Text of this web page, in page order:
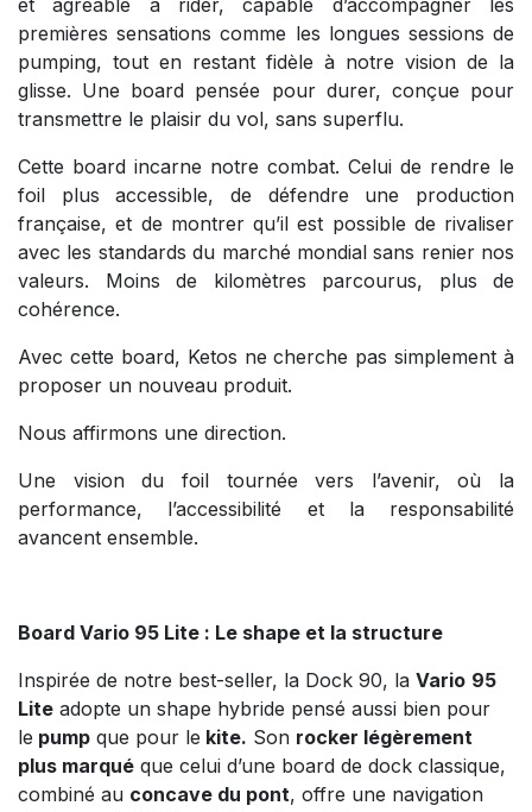
premières sensations comme les longues sessions de
pumping, tout en restant fidèle à notre vision de la
glisse. Une board pensée pour durer, conçue pour
transmettre le plaisir du vol, sans superflu.
Cette board incarne notre combat. Celui de rendre le
foil plus accessible, de défendre une production
française, et de montrer qu’il est possible de rivaliser
avec les standards du marché mondial sans renier nos
valeurs. Moins de kilomètres parcourus, plus de
cohérence.
Avec cette board, Ketos ne cherche pas simplement à
proposer un nouveau produit.
Nous affirmons une direction.
Une vision du foil tournée vers l’avenir, où la
performance, l’accessibilité et la responsabilité
avancent ensemble.
Board Vario 95 Lite : Le shape et la structure
Inspirée de notre best-seller, la Dock 90, la Vario 95
Lite adopte un shape hybride pensé aussi bien pour
le pump que pour le kite. Son rocker légèrement
plus marqué que celui d’une board de dock classique,
combiné au concave du pont, offre une navigation